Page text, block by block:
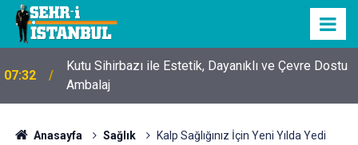
07:32
Kutu Sihirbazı ile Estetik, Dayanıklı ve Çevre Dostu
Ambalaj
Anasayfa Sağlık
Kalp Sağlığınız İçin Yeni Yılda Yedi